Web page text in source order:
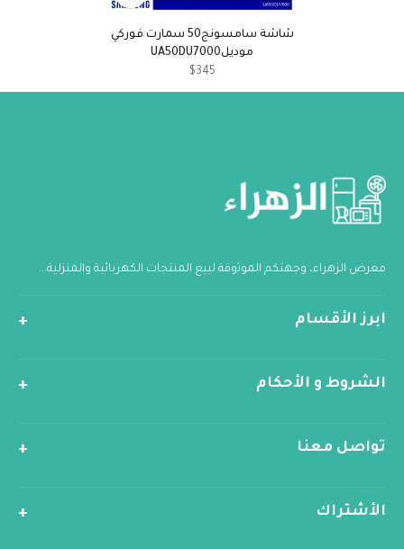
شاشة سامسونج50 سمارت فوركي
موديلUA50DU7000
$345
معرض الزهراء، وجهتكم الموثوقة لبيع المنتجات الكهربائية والمنزلية...
ابرز الأقسام
الشروط و الأحكام
تواصل معنا
الأشتراك